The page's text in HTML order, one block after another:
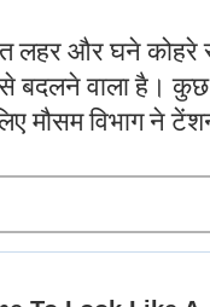
लहर और घने कोहरे
से बदलने वाला है। कुछ
मौसम विभाग ने